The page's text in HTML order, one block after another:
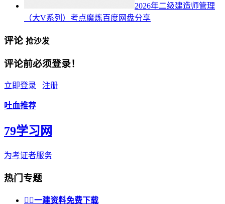
2026年二级建造师管理
（大V系列）考点魔炼百度网盘分享
评论 抢沙发
评论前必须登录！
立即登录 注册
吐血推荐
79学习网
为考证者服务
热门专题
 一建资料免费下载